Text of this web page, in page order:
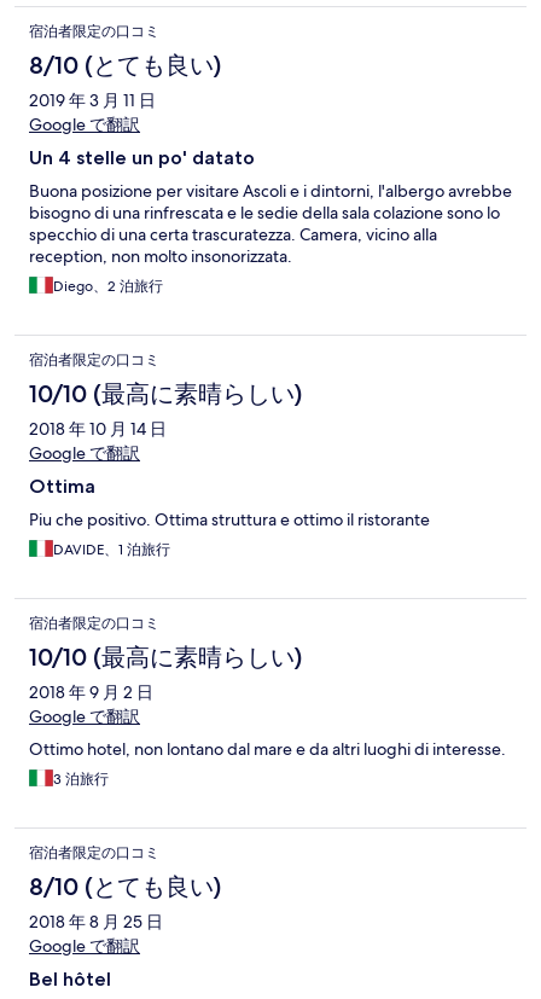
宿泊者限定の口コミ
8/10 (とても良い)
2019 年 3 月 11 日
Google で翻訳
Un 4 stelle un po' datato
Buona posizione per visitare Ascoli e i dintorni, l'albergo avrebbe
bisogno di una rinfrescata e le sedie della sala colazione sono lo
specchio di una certa trascuratezza. Camera, vicino alla
reception, non molto insonorizzata.
Diego、2 泊旅行
宿泊者限定の口コミ
10/10 (最高に素晴らしい)
2018 年 10 月 14 日
Google で翻訳
Ottima
Piu che positivo. Ottima struttura e ottimo il ristorante
DAVIDE、1 泊旅行
宿泊者限定の口コミ
10/10 (最高に素晴らしい)
2018 年 9 月 2 日
Google で翻訳
Ottimo hotel, non lontano dal mare e da altri luoghi di interesse.
3 泊旅行
宿泊者限定の口コミ
8/10 (とても良い)
2018 年 8 月 25 日
Google で翻訳
Bel hôtel